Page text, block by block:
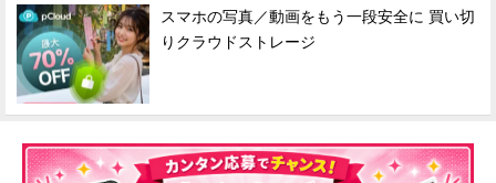
スマホの写真／動画をもう一段安全に 買い切
りクラウドストレージ